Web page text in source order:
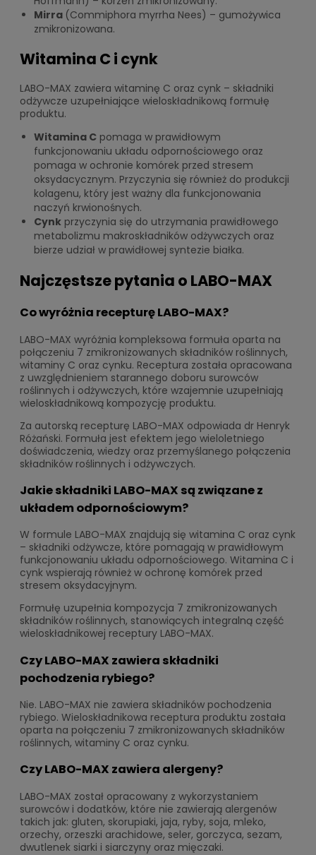
Mirra (Commiphora myrrha Nees) – gumożywica
zmikronizowana.
Witamina C i cynk
LABO-MAX zawiera witaminę C oraz cynk – składniki
odżywcze uzupełniające wieloskładnikową formułę
produktu.
Witamina C pomaga w prawidłowym
funkcjonowaniu układu odpornościowego oraz
pomaga w ochronie komórek przed stresem
oksydacycznym. Przyczynia się również do produkcji
kolagenu, który jest ważny dla funkcjonowania
naczyń krwionośnych.
Cynk przyczynia się do utrzymania prawidłowego
metabolizmu makroskładników odżywczych oraz
bierze udział w prawidłowej syntezie białka.
Najczęstsze pytania o LABO-MAX
Co wyróżnia recepturę LABO-MAX?
LABO-MAX wyróżnia kompleksowa formuła oparta na
połączeniu 7 zmikronizowanych składników roślinnych,
witaminy C oraz cynku. Receptura została opracowana
z uwzględnieniem starannego doboru surowców
roślinnych i odżywczych, które wzajemnie uzupełniają
wieloskładnikową kompozycję produktu.
Za autorską recepturę LABO-MAX odpowiada dr Henryk
Różański. Formuła jest efektem jego wieloletniego
doświadczenia, wiedzy oraz przemyślanego połączenia
składników roślinnych i odżywczych.
Jakie składniki LABO-MAX są związane z
układem odpornościowym?
W formule LABO-MAX znajdują się witamina C oraz cynk
– składniki odżywcze, które pomagają w prawidłowym
funkcjonowaniu układu odpornościowego. Witamina C i
cynk wspierają również w ochronę komórek przed
stresem oksydacyjnym.
Formułę uzupełnia kompozycja 7 zmikronizowanych
składników roślinnych, stanowiących integralną część
wieloskładnikowej receptury LABO-MAX.
Czy LABO-MAX zawiera składniki
pochodzenia rybiego?
Nie. LABO-MAX nie zawiera składników pochodzenia
rybiego. Wieloskładnikowa receptura produktu została
oparta na połączeniu 7 zmikronizowanych składników
roślinnych, witaminy C oraz cynku.
Czy LABO-MAX zawiera alergeny?
LABO-MAX został opracowany z wykorzystaniem
surowców i dodatków, które nie zawierają alergenów
takich jak: gluten, skorupiaki, jaja, ryby, soja, mleko,
orzechy, orzeszki arachidowe, seler, gorczyca, sezam,
dwutlenek siarki i siarczyny oraz mięczaki.